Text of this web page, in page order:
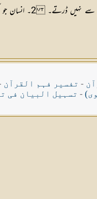
1۔ مشرک اور
- تفسیر فہم القرآن
- تسہیل البیان فی